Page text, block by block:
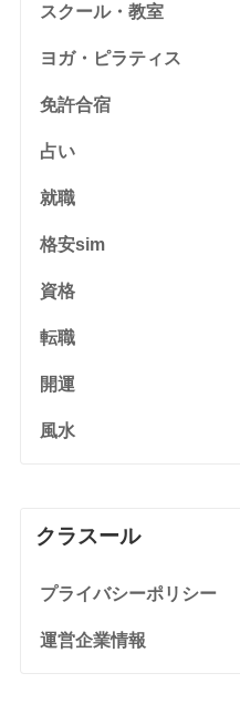
スクール・教室
ヨガ・ピラティス
免許合宿
占い
就職
格安sim
資格
転職
開運
風水
クラスール
プライバシーポリシー
運営企業情報